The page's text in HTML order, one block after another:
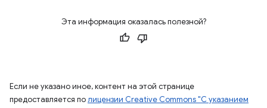
Эта информация оказалась полезной?
Если не указано иное, контент на этой странице
предоставляется полицензии Creative Commons "С указанием